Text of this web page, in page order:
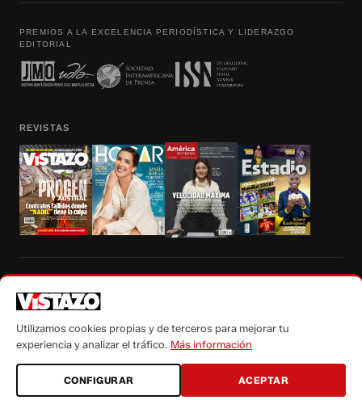
PREMIOS A LA EXCELENCIA PERIODÍSTICA Y LIDERAZGO
EDITORIAL
REVISTAS
autorización escrita de su titular, de todos los contenidos de Vistazo.com.
Utilizamos cookies propias y de terceros para mejorar tu
experiencia y analizar el tráfico. Más información
CONFIGURAR ACEPTAR